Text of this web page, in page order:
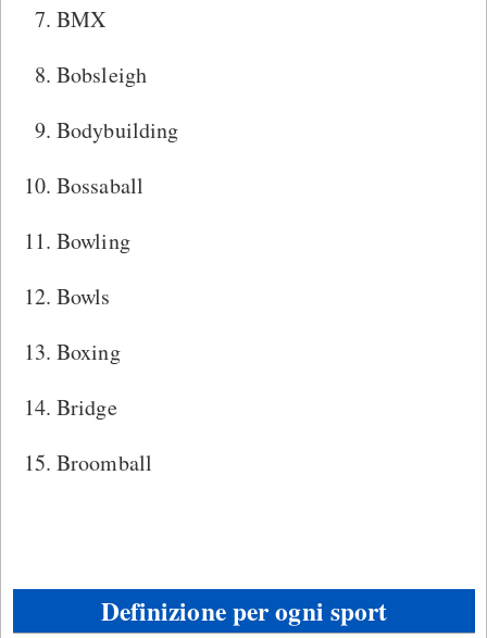
BMX
Bobsleigh
Bodybuilding
Bossaball
Bowling
Bowls
Boxing
Bridge
Broomball
Definizione per ogni sport